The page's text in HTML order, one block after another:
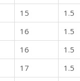
15 1.5
16 1.5
16 1.5
17 1.5